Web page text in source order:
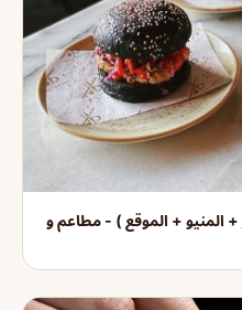
المنيو + الموقع ) - مطاعم و